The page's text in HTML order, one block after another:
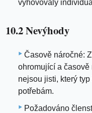
vyhovovaly
10.2 Nevýhody
Časově náročné:
ohromující a časově
nejsou jisti, který
potřebám.
Požadováno